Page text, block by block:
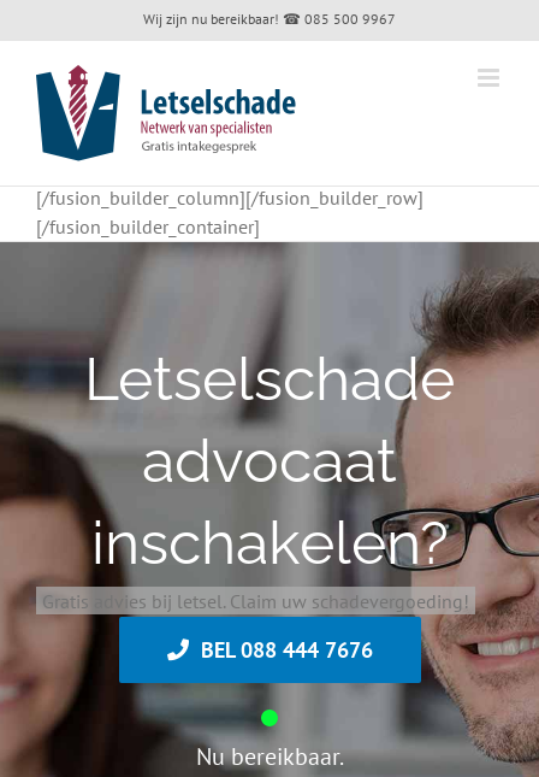
to
content
Wij zijn nu bereikbaar! ☎ 085 500 9967
[/fusion_builder_column][/fusion_builder_row]
[/fusion_builder_container]
Letselschade
advocaat
inschakelen?
Gratis advies bij letsel. Claim uw schadevergoeding!
BEL 088 444 7676
Nu bereikbaar.